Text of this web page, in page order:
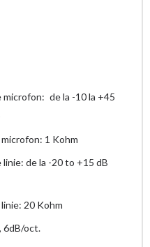
microfon: de la -10 la +45
1 Kohm
de la -20 to +15 dB
20 Kohm
6dB/oct.